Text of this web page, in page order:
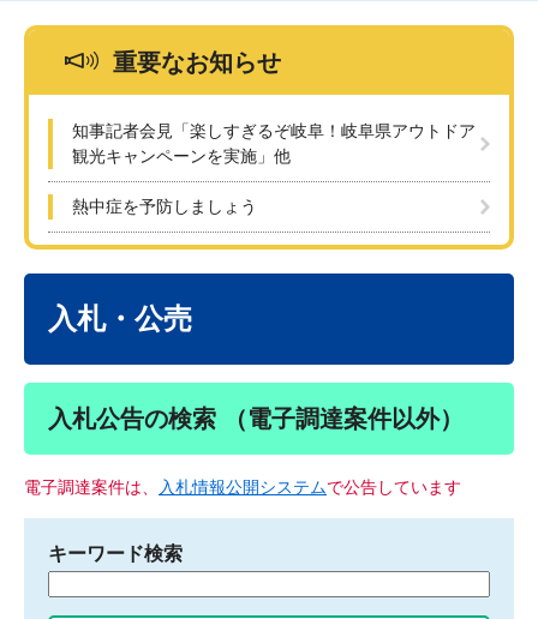
重要なお知らせ
知事記者会見「楽しすぎるぞ岐阜！岐阜県アウトドア
観光キャンペーンを実施」他
熱中症を予防しましょう
入札・公売
入札公告の検索 （電子調達案件以外）
電子調達案件は、 入札情報公開システムで公告しています
キーワード検索